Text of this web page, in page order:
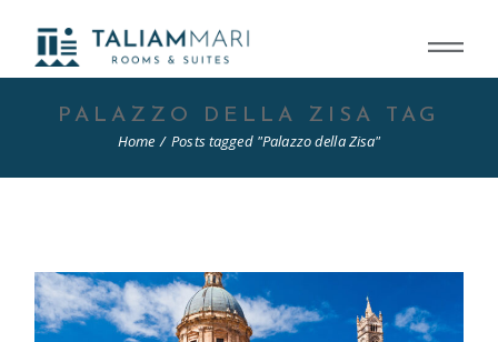
content
PALAZZO DELLA ZISA TAG
Home Posts tagged "Palazzo della Zisa"